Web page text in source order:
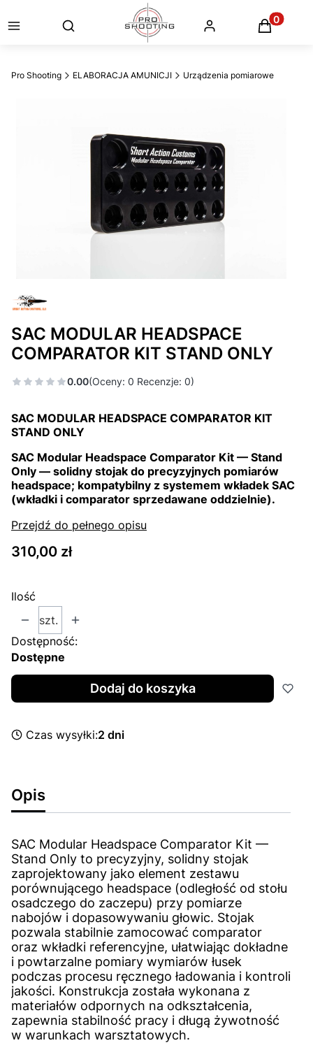
Otwórz wyszukiwarkę
Pro Shooting ELABORACJA AMUNICJI Urządzenia pomiarowe
SAC MODULAR HEADSPACE
COMPARATOR KIT STAND ONLY
0.00(Oceny: 0 Recenzje: 0)
SAC MODULAR HEADSPACE COMPARATOR KIT
STAND ONLY
SAC Modular Headspace Comparator Kit — Stand
Only — solidny stojak do precyzyjnych pomiarów
headspace; kompatybilny z systemem wkładek SAC
(wkładki i comparator sprzedawane oddzielnie).
Przejdź do pełnego opisu
Cena
310,00 zł
Ilość
szt.
Dostępność:
Dostępne
Dodaj do koszyka
Czas wysyłki:2 dni
Opis
SAC Modular Headspace Comparator Kit —
Stand Only to precyzyjny, solidny stojak
zaprojektowany jako element zestawu
porównującego headspace (odległość od stołu
osadczego do zaczepu) przy pomiarze
nabojów i dopasowywaniu głowic. Stojak
pozwala stabilnie zamocować comparator
oraz wkładki referencyjne, ułatwiając dokładne
i powtarzalne pomiary wymiarów łusek
podczas procesu ręcznego ładowania i kontroli
jakości. Konstrukcja została wykonana z
materiałów odpornych na odkształcenia,
zapewnia stabilność pracy i długą żywotność
w warunkach warsztatowych.